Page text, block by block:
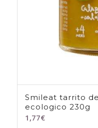
Smileat tarrito
ecologico 230g
1,77€